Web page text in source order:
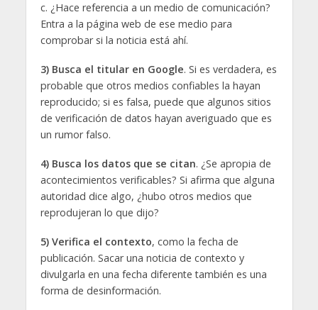
c. ¿Hace referencia a un medio de comunicación?
Entra a la página web de ese medio para
comprobar si la noticia está ahí.
3) Busca el titular en Google. Si es verdadera, es
probable que otros medios confiables la hayan
reproducido; si es falsa, puede que algunos sitios
de verificación de datos hayan averiguado que es
un rumor falso.
4) Busca los datos que se citan. ¿Se apropia de
acontecimientos verificables? Si afirma que alguna
autoridad dice algo, ¿hubo otros medios que
reprodujeran lo que dijo?
5) Verifica el contexto, como la fecha de
publicación. Sacar una noticia de contexto y
divulgarla en una fecha diferente también es una
forma de desinformación.